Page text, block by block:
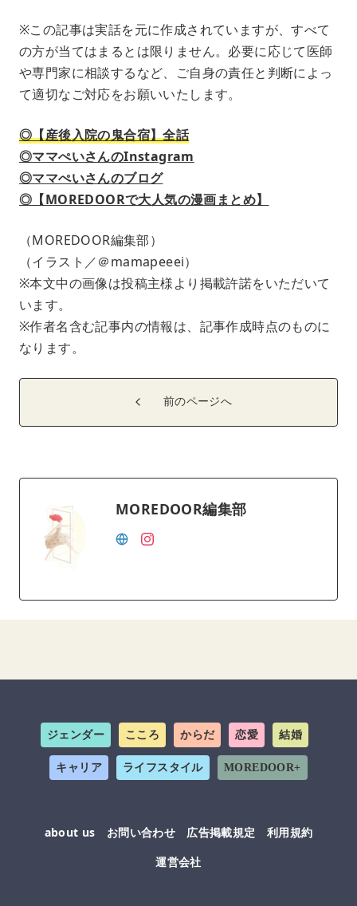
※この記事は実話を元に作成されていますが、すべて
の方が当てはまるとは限りません。必要に応じて医師
や専門家に相談するなど、ご自身の責任と判断によっ
て適切なご対応をお願いいたします。
◎【産後入院の鬼合宿】全話
◎ママぺいさんのInstagram
◎ママぺいさんのブログ
◎【MOREDOORで大人気の漫画まとめ】
（MOREDOOR編集部）
（イラスト／＠mamapeeei）
※本文中の画像は投稿主様より掲載許諾をいただいて
います。
※作者名含む記事内の情報は、記事作成時点のものに
なります。
前のページへ
MOREDOOR編集部
ジェンダー こころ からだ 恋愛 結婚
キャリア ライフスタイル MOREDOOR+
about us お問い合わせ 広告掲載規定
利用規約
運営会社